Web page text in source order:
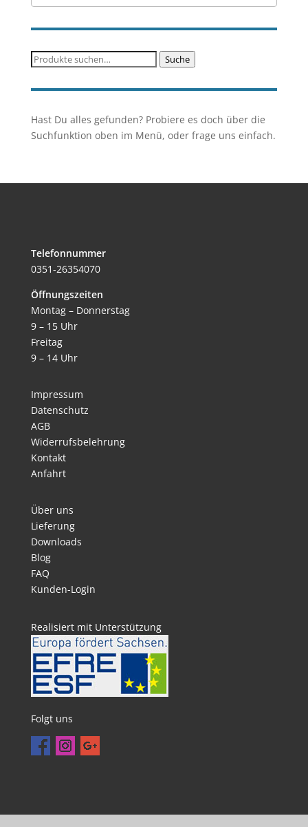
Suche
Suche
Hast Du alles gefunden? Probiere es doch über die
Suchfunktion oben im Menü, oder frage uns einfach.
Telefonnummer
0351-26354070
Öffnungszeiten
Montag – Donnerstag
9 – 15 Uhr
Freitag
9 – 14 Uhr
Impressum
Datenschutz
AGB
Widerrufsbelehrung
Kontakt
Anfahrt
Über uns
Lieferung
Downloads
Blog
FAQ
Kunden-Login
Realisiert mit Unterstützung
Folgt uns